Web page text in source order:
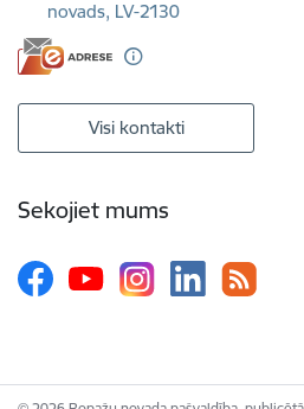
novads, LV-2130
Visi kontakti
Sekojiet mums